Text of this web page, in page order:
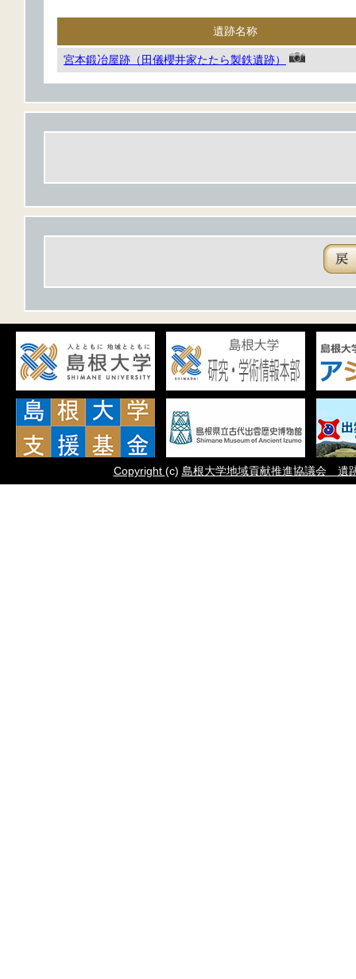
遺跡名称
宮本鍛冶屋跡（田儀櫻井家たたら製鉄遺跡）
Copyright (c) 島根大学地域貢献推進協議会 遺